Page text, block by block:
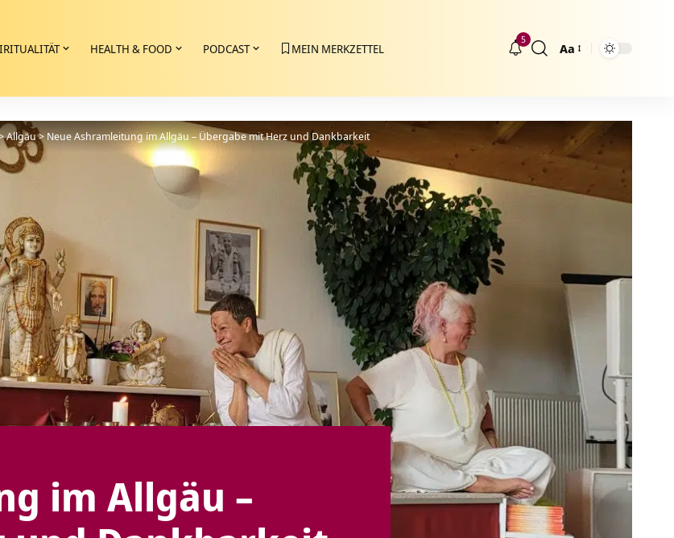
HEALTH & FOOD PODCAST MEIN MERKZETTEL
5
Größenänderung
Aa
Allgäu>Neue Ashramleitung im Allgäu – Übergabe mit Herz und Dankbarkeit
im Allgäu –